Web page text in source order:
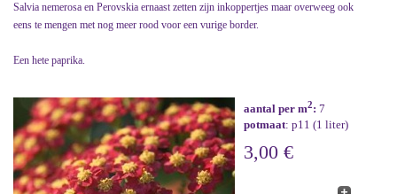
Salvia nemerosa en Perovskia ernaast zetten zijn inkoppertjes maar overweeg ook
eens te mengen met nog meer rood voor een vurige border.
Een hete paprika.
aantal per m2: 7
potmaat: p11 (1 liter)
3,00 €